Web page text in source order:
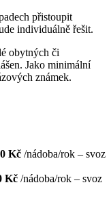
přistoupit
individuálně řešit.
obytných či
Jako minimální
známek.
Kč /nádoba/rok – svoz
Kč /nádoba/rok – svoz